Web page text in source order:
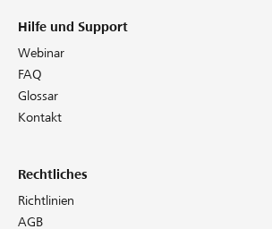
Hilfe und Support
Webinar
FAQ
Glossar
Kontakt
Rechtliches
Richtlinien
AGB